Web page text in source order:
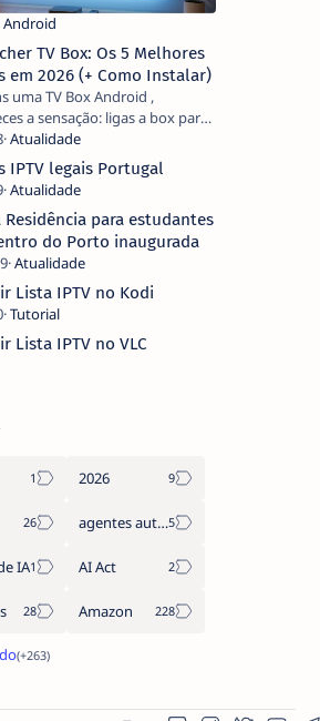
TV Box: Os 5 Melhores
em 2026 (+ Como Instalar)
uma TV Box Android ,
a sensação: ligas a box para
filme e o ecrã inicial está
de sugestões que não
ban…
IPTV legais Portugal
Residência para estudantes
do Porto inaugurada
Lista IPTV no Kodi
Lista IPTV no VLC
2026
agentes autónomos
IA AI Act
Amazon